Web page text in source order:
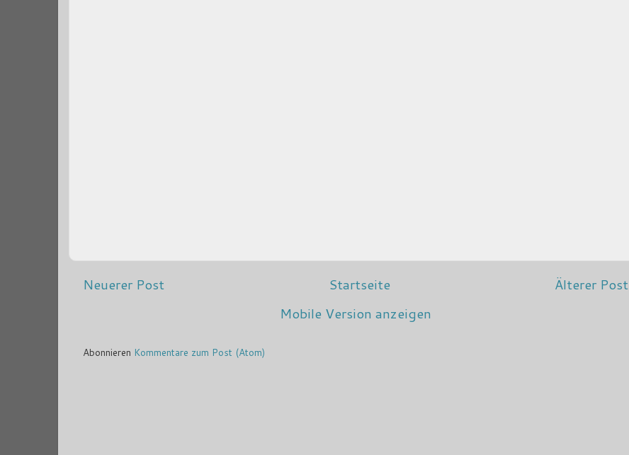
Neuerer Post Älterer Post
Startseite
Mobile Version anzeigen
Abonnieren Kommentare zum Post (Atom)